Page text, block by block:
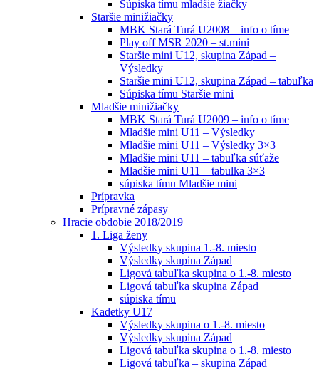
Súpiska tímu mladšie žiačky
Staršie minižiačky
MBK Stará Turá U2008 – info o tíme
Play off MSR 2020 – st.mini
Staršie mini U12, skupina Západ –
Výsledky
Staršie mini U12, skupina Západ – tabuľka
Súpiska tímu Staršie mini
Mladšie minižiačky
MBK Stará Turá U2009 – info o tíme
Mladšie mini U11 – Výsledky
Mladšie mini U11 – Výsledky 3×3
Mladšie mini U11 – tabuľka súťaže
Mladšie mini U11 – tabulka 3×3
súpiska tímu Mladšie mini
Prípravka
Prípravné zápasy
Hracie obdobie 2018/2019
1. Liga ženy
Výsledky skupina 1.-8. miesto
Výsledky skupina Západ
Ligová tabuľka skupina o 1.-8. miesto
Ligová tabuľka skupina Západ
súpiska tímu
Kadetky U17
Výsledky skupina o 1.-8. miesto
Výsledky skupina Západ
Ligová tabuľka skupina o 1.-8. miesto
Ligová tabuľka – skupina Západ